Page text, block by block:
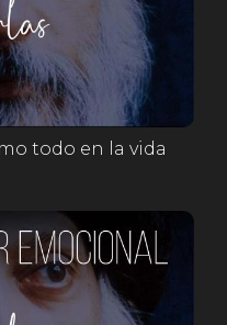
todo en la vida